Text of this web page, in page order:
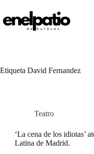
contenido
Etiqueta David Fernandez
Teatro
‘La cena de los idiotas’
Latina de Madrid.